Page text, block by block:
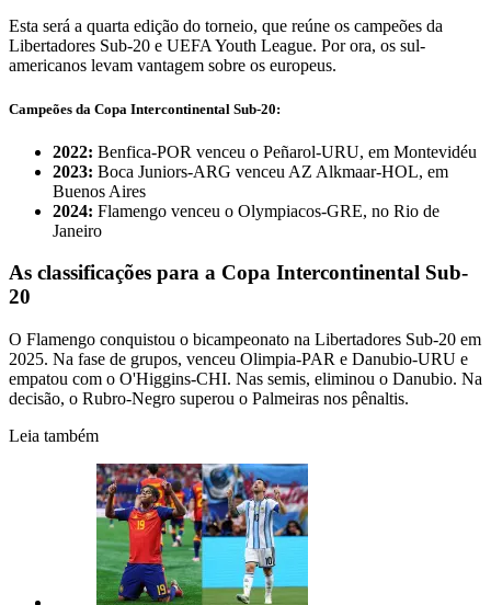
Esta será a quarta edição do torneio, que reúne os campeões da
Libertadores Sub-20 e UEFA Youth League. Por ora, os sul-
americanos levam vantagem sobre os europeus.
Campeões da Copa Intercontinental Sub-20:
2022: Benfica-POR venceu o Peñarol-URU, em Montevidéu
2023: Boca Juniors-ARG venceu AZ Alkmaar-HOL, em
Buenos Aires
2024: Flamengo venceu o Olympiacos-GRE, no Rio de
Janeiro
As classificações para a Copa Intercontinental Sub-
20
O Flamengo conquistou o bicampeonato na Libertadores Sub-20 em
2025. Na fase de grupos, venceu Olimpia-PAR e Danubio-URU e
empatou com o O'Higgins-CHI. Nas semis, eliminou o Danubio. Na
decisão, o Rubro-Negro superou o Palmeiras nos pênaltis.
Leia também